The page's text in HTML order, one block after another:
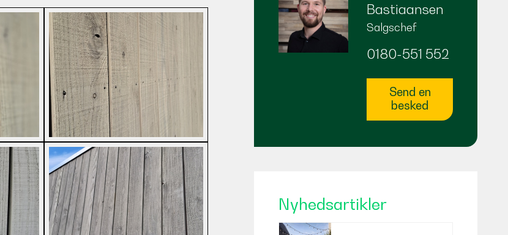
Bastiaansen
Salgschef
0180-551 552
Send en
besked
Nyhedsartikler